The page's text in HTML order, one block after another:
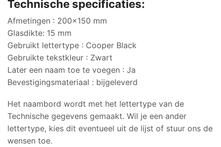
Technische specificaties:
Afmetingen : 200×150 mm
Glasdikte: 15 mm
Gebruikt lettertype : Cooper Black
Gebruikte tekstkleur : Zwart
Later een naam toe te voegen : Ja
Bevestigingsmateriaal : bijgeleverd
Het naambord wordt met het lettertype van de
Technische gegevens gemaakt. Wil je een ander
lettertype, kies dit eventueel uit de lijst of stuur ons de
wensen toe.